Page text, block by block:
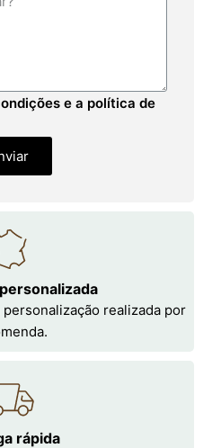
e a política de
realizada por
rápida